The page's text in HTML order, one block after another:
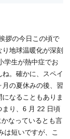
拶の今日この頃で
地球温暖化が深刻
学生が熱中症でお
。確かに、スペイ
の夏休みの後、習
なることもありま
まり、6 月 22 日頃
なっているとも言
は短いですが、こ